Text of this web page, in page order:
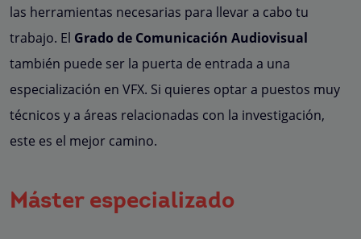
las herramientas necesarias para llevar a cabo tu
trabajo. El Grado de Comunicación Audiovisual
también puede ser la puerta de entrada a una
especialización en VFX. Si quieres optar a puestos muy
técnicos y a áreas relacionadas con la investigación,
este es el mejor camino.
Máster especializado